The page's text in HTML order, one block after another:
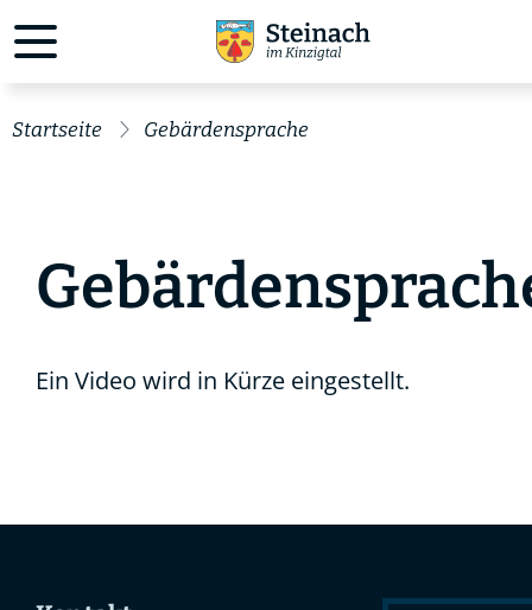
Startseite Gebärdensprache
Ein Video wird in Kürze eingestellt.